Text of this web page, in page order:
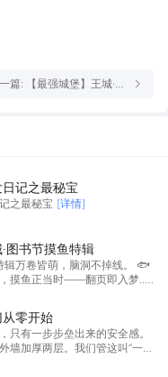
篇: 【最强城堡】王城·图
日记之最秘宝
之最秘宝 [详情]
·图书节摸鱼特辑
辑万卷皆萌，脑洞不掉线。 🐟
摸鱼正当时——翻页即入梦...
从零开始
只有一步步垒出来的安全感。
墙加厚两层。我们管这叫“一砖